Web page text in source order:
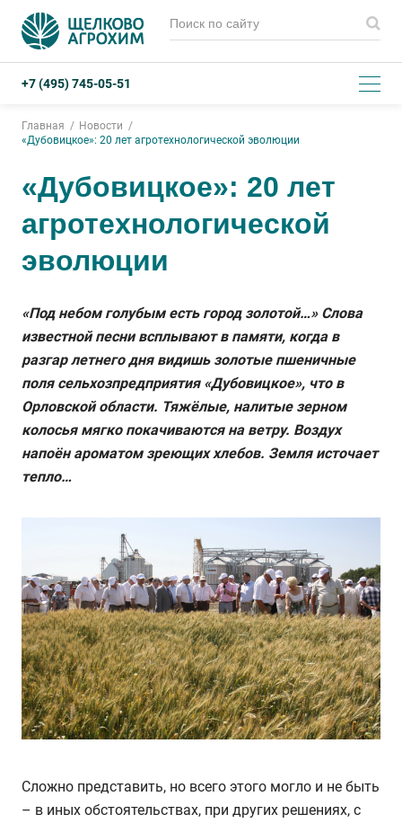
+7 (495) 745-05-51
Главная
Новости
«Дубовицкое»: 20 лет агротехнологической эволюции
«Дубовицкое»: 20 лет
агротехнологической
эволюции
«Под небом голубым есть город золотой…» Слова
известной песни всплывают в памяти, когда в
разгар летнего дня видишь золотые пшеничные
поля сельхозпредприятия «Дубовицкое», что в
Орловской области. Тяжёлые, налитые зерном
колосья мягко покачиваются на ветру. Воздух
напоён ароматом зреющих хлебов. Земля источает
тепло…
Сложно представить, но всего этого могло и не быть
– в иных обстоятельствах, при других решениях, с